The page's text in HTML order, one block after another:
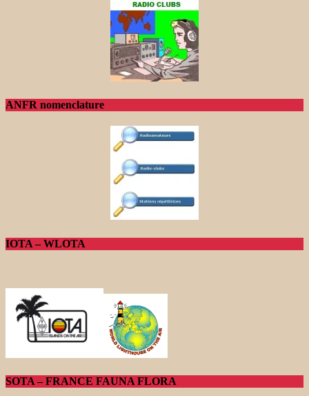
ANFR nomenclature
IOTA – WLOTA
SOTA – FRANCE FAUNA FLORA